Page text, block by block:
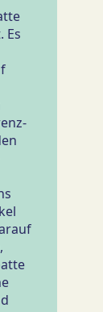
Es